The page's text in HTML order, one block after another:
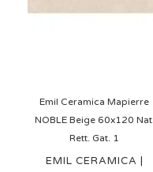
Emil Ceramica Mapierre
NOBLE Beige 60x120 Nat.
Rett. Gat. 1
EMIL CERAMICA |